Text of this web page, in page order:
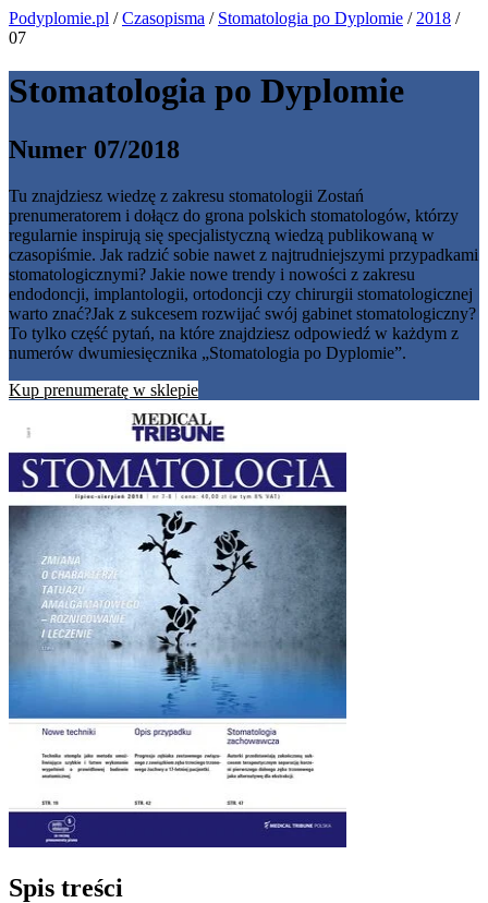
Podyplomie.pl /Czasopisma / Stomatologia po Dyplomie / 2018 /
07
Stomatologia po Dyplomie
Numer 07/2018
Tu znajdziesz wiedzę z zakresu stomatologii Zostań
prenumeratorem i dołącz do grona polskich stomatologów, którzy
regularnie inspirują się specjalistyczną wiedzą publikowaną w
czasopiśmie. Jak radzić sobie nawet z najtrudniejszymi przypadkami
stomatologicznymi? Jakie nowe trendy i nowości z zakresu
endodoncji, implantologii, ortodoncji czy chirurgii stomatologicznej
warto znać?Jak z sukcesem rozwijać swój gabinet stomatologiczny?
To tylko część pytań, na które znajdziesz odpowiedź w każdym z
numerów dwumiesięcznika „Stomatologia po Dyplomie”.
Kup prenumeratę w sklepie
Spis treści